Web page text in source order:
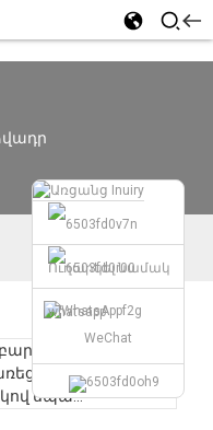
Ուղարկել նամակ
whatsapp
WeChat